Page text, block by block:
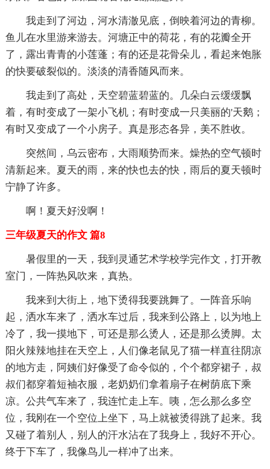
我走到了河边，河水清澈见底，倒映着河边的青柳。
鱼儿在水里游来游去。河塘正中的荷花，有的花瓣全开
了，露出青青的小莲蓬；有的还是花骨朵儿，看起来饱胀
的快要破裂似的。淡淡的清香随风而来。
我走到了高处，天空碧蓝碧蓝的。几朵白云缓缓飘
着，有时变成了一架小飞机；有时变成一只美丽的'天鹅；
有时又变成了一个小房子。真是形态各异，美不胜收。
突然间，乌云密布，大雨顺势而来。燥热的空气顿时
清新起来。夏天的雨，来的快也去的快，雨后的夏天顿时
宁静了许多。
啊！夏天好没啊！
三年级夏天的作文 篇8
暑假里的一天，我到灵通艺术学校学完作文，打开教
室门，一阵热风吹来，真热。
我来到大街上，地下烫得我要跳舞了。一阵音乐响
起，洒水车来了，洒水车过后，我来到公路上，以为地上
冷了，我一摸地下，可还是那么烫人，还是那么烫脚。太
阳火辣辣地挂在天空上，人们像老鼠见了猫一样直往阴凉
的地方走，阿姨们好像受了命令似的，个个都穿裙子，叔
叔们都穿着短袖衣服，老奶奶们拿着扇子在树荫底下乘
凉。公共气车来了，我连忙走上车。咦，怎么那么多空
位，我刚在一个空位上坐下，马上就被烫得跳了起来。我
又碰了着别人，别人的汗水沾在了我身上，我好不开心。
终于下车了，我像鸟儿一样冲了出来。